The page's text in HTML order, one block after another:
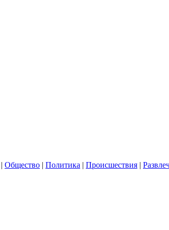
| Общество | Политика | Происшествия |